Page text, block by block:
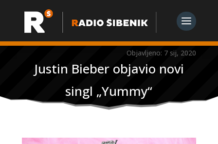
Objavljeno: 7 sij, 2020
Justin Bieber objavio novi
singl „Yummy“